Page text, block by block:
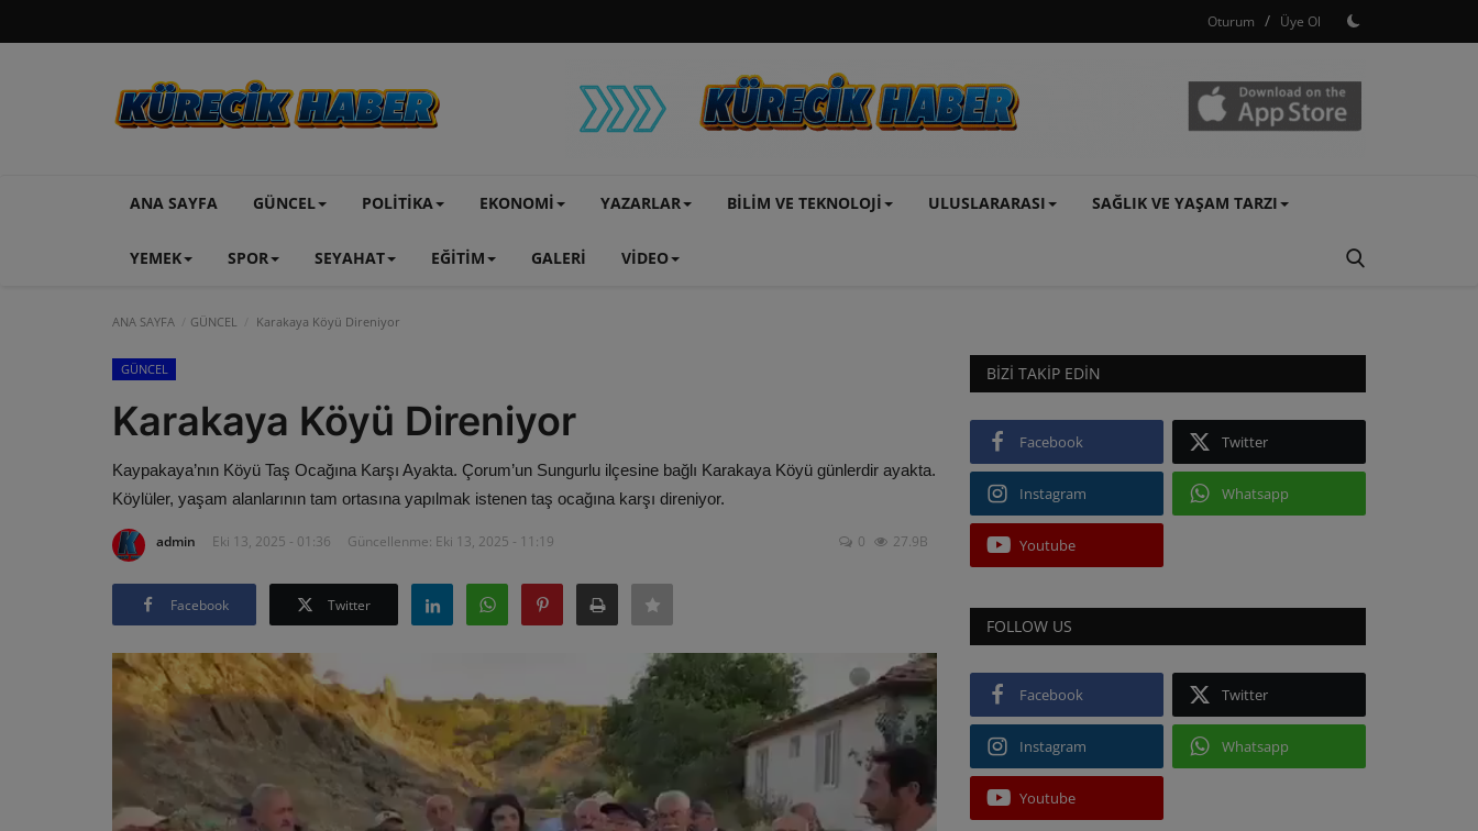
Oturum / Üye Ol
ANA SAYFA GÜNCEL POLİTİKA EKONOMİ YAZARLAR BİLİM VE TEKNOLOJİ ULUSLARARASI SAĞLIK VE YAŞAM TARZI
YEMEK SPOR SEYAHAT EĞİTİM GALERİ VİDEO
ANA SAYFA GÜNCEL Karakaya Köyü Direniyor
GÜNCEL
Karakaya Köyü Direniyor
Kaypakaya’nın Köyü Taş Ocağına Karşı Ayakta. Çorum’un Sungurlu ilçesine bağlı Karakaya Köyü günlerdir ayakta.
Köylüler, yaşam alanlarının tam ortasına yapılmak istenen taş ocağına karşı direniyor.
admin Eki 13, 2025 - 01:36 Güncellenme: Eki 13, 2025 - 11:19 0 27.9B
Facebook Twitter
BIZI TAKIP EDIN
Facebook Twitter
Instagram Whatsapp
Youtube
FOLLOW US
Facebook Twitter
Instagram Whatsapp
Youtube